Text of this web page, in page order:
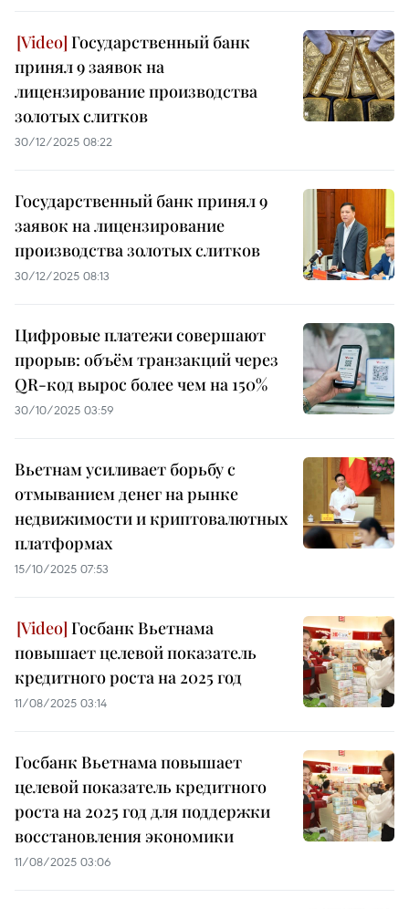
Государственный банк
принял 9 заявок на
лицензирование производства
золотых слитков
30/12/2025 08:22
Государственный банк принял 9
заявок на лицензирование
производства золотых слитков
30/12/2025 08:13
Цифровые платежи совершают
прорыв: объём транзакций через
QR-код вырос более чем на 150%
30/10/2025 03:59
Вьетнам усиливает борьбу с
отмыванием денег на рынке
недвижимости и криптовалютных
платформах
15/10/2025 07:53
Госбанк Вьетнама
повышает целевой показатель
кредитного роста на 2025 год
11/08/2025 03:14
Госбанк Вьетнама повышает
целевой показатель кредитного
роста на 2025 год для поддержки
восстановления экономики
11/08/2025 03:06